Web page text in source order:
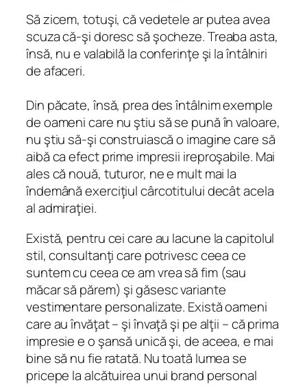
Să zicem, totuşi, că vedetele ar putea avea
scuza că-şi doresc să şocheze. Treaba asta,
însă, nu e valabilă la conferinţe şi la întâlniri
de afaceri.
Din păcate, însă, prea des întâlnim exemple
de oameni care nu ştiu să se pună în valoare,
nu ştiu să-şi construiască o imagine care să
aibă ca efect prime impresii ireproşabile. Mai
ales că nouă, tuturor, ne e mult mai la
îndemână exerciţiul cârcotitului decât acela
al admiraţiei.
Există, pentru cei care au lacune la capitolul
stil, consultanţi care potrivesc ceea ce
suntem cu ceea ce am vrea să fim (sau
măcar să părem) şi găsesc variante
vestimentare personalizate. Există oameni
care au învăţat – şi învaţă şi pe alţii – că prima
impresie e o şansă unică şi, de aceea, e mai
bine să nu fie ratată. Nu toată lumea se
pricepe la alcătuirea unui brand personal